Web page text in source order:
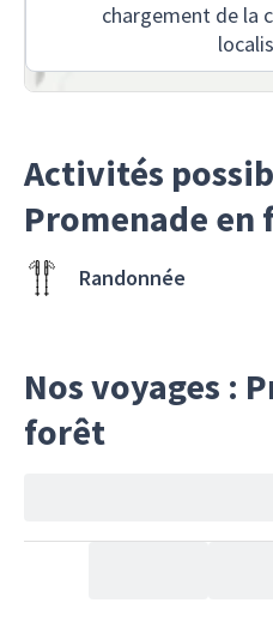
chargement de la
Activités
Promenade en
Randonnée
Nos voyages :
forêt